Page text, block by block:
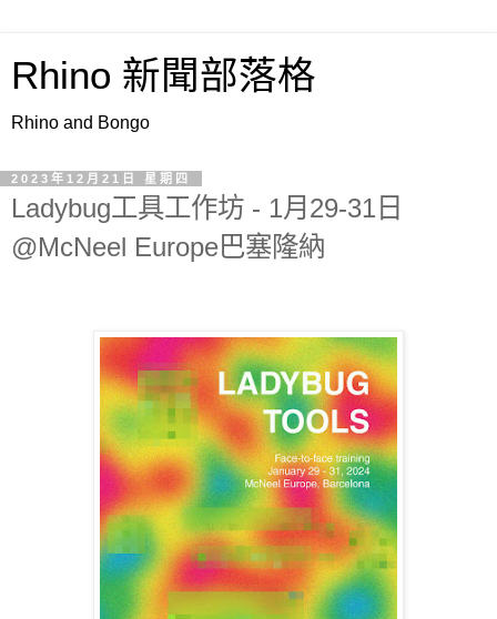
Rhino 新聞部落格
Rhino and Bongo
2023年12月21日 星期四
Ladybug工具工作坊 - 1月29-31日
@McNeel Europe巴塞隆納